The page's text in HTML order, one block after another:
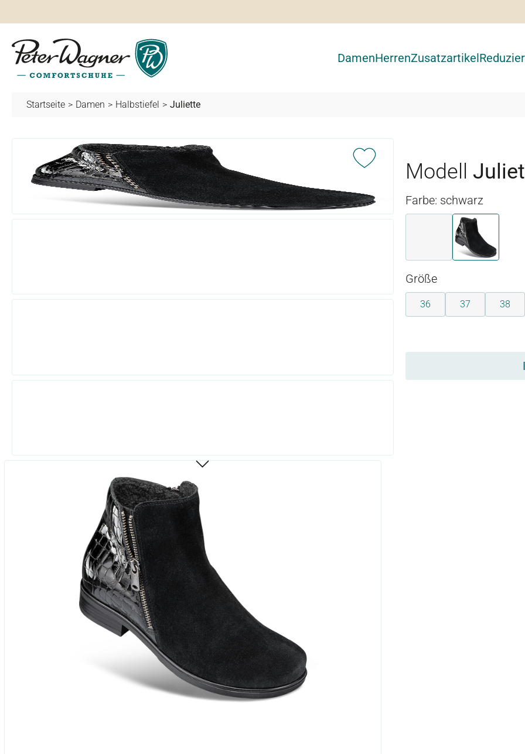
DamenHerrenZusatzartikel
Startseite > Damen > Halbstiefel > Juliette
Bildergalerie überspringen
Modell
Farbe: schwarz
schwarz
Größeauswählen
36 37 38